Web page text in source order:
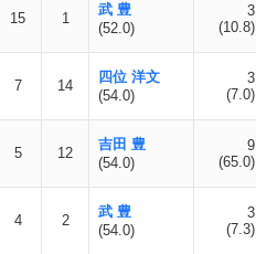
15 1
武 豊
(52.0)
3
(10.8)
7 14
四位 洋文
(54.0)
3
(7.0)
5 12
吉田 豊
(54.0)
9
(65.0)
4 2
武 豊
(54.0)
3
(7.3)